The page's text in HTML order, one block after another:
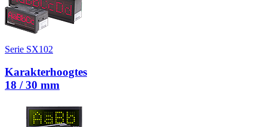
Serie SX102
Karakterhoogtes
18 / 30 mm